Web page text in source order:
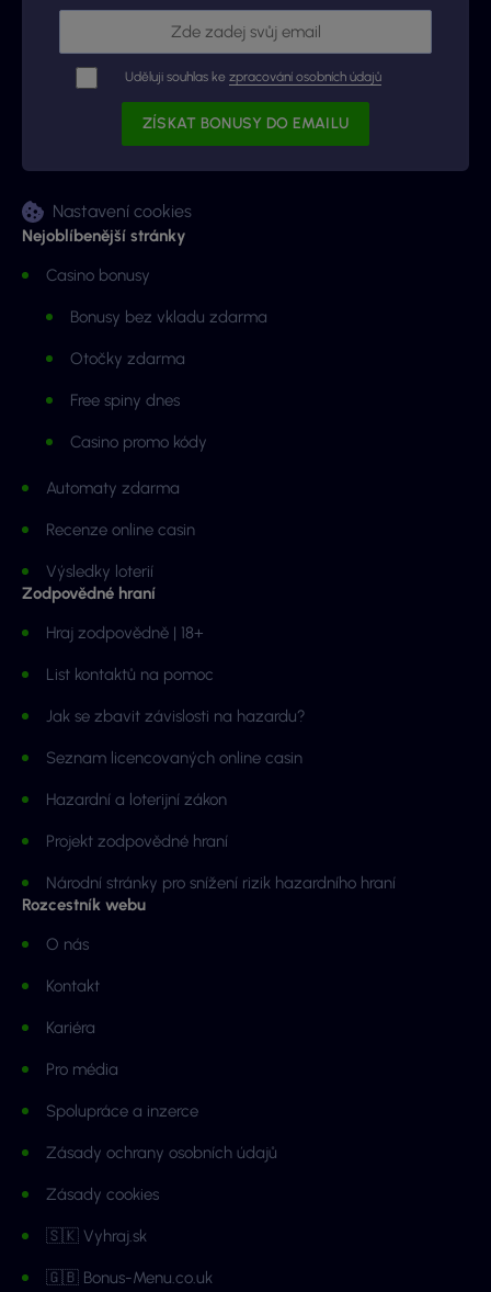
Uděluji souhlas ke zpracování osobních údajů
Nastavení cookies
Nejoblíbenější stránky
Casino bonusy
Bonusy bez vkladu zdarma
Otočky zdarma
Free spiny dnes
Casino promo kódy
Automaty zdarma
Recenze online casin
Výsledky loterií
Zodpovědné hraní
Hraj zodpovědně | 18+
List kontaktů na pomoc
Jak se zbavit závislosti na hazardu?
Seznam licencovaných online casin
Hazardní a loterijní zákon
Projekt zodpovědné hraní
Národní stránky pro snížení rizik hazardního hraní
Rozcestník webu
O nás
Kontakt
Kariéra
Pro média
Spolupráce a inzerce
Zásady ochrany osobních údajů
Zásady cookies
🇸🇰 Vyhraj.sk
🇬🇧 Bonus-Menu.co.uk